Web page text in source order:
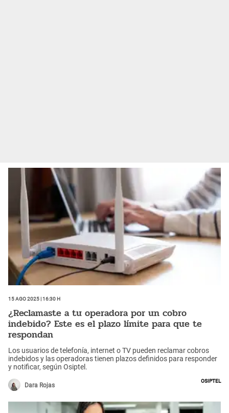
15 Ago 2025 | 16:30 h
¿Reclamaste a tu operadora por un cobro
indebido? Este es el plazo límite para que te
respondan
Los usuarios de telefonía, internet o TV pueden reclamar cobros
indebidos y las operadoras tienen plazos definidos para responder
y notificar, según Osiptel.
Dara Rojas
Osiptel